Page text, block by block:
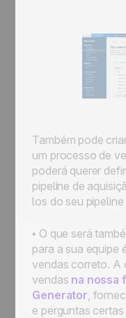
Também pode
um processo de
poderá querer
pipeline de
los do seu
• O que será
para a sua equipe
vendas correto. A
vendas na nossa
Generator,
e perguntas